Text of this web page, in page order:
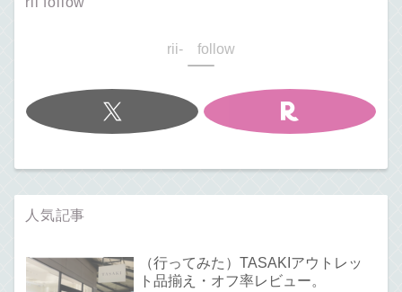
rii- follow
人気記事
（行ってみた）TASAKIアウトレッ
ト品揃え・オフ率レビュー。